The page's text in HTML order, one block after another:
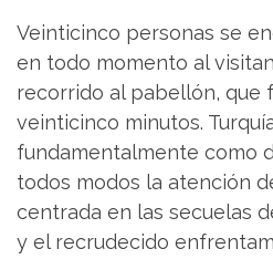
Veinticinco personas se
en todo momento al
recorrido al pabellón, que
veinticinco minutos.
fundamentalmente como
todos modos la atención
centrada en las secuelas
y el recrudecido